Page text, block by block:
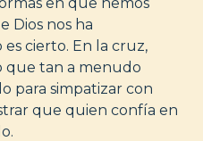
Dios nos ha
cierto. En la cruz,
que tan a menudo
para simpatizar con
que quien confía en